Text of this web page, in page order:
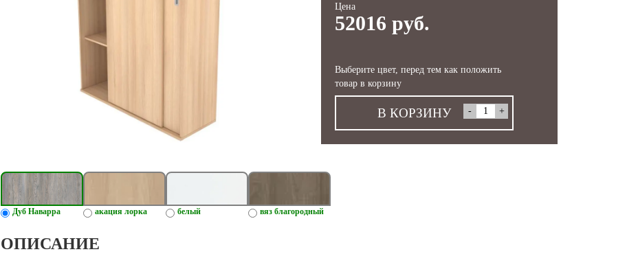
Цена
52016 руб.
Выберите цвет, перед тем как положить
товар в корзину
В КОРЗИНУ
Дуб Наварра акация лорка белый вяз благородный
ОПИСАНИЕ